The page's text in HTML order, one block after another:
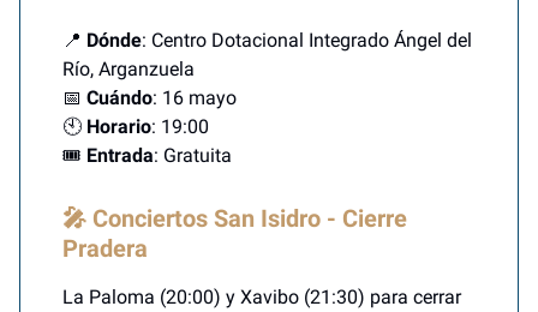
📍 Dónde: Centro Dotacional Integrado Ángel del
Río, Arganzuela
📅 Cuándo: 16 mayo
🕙 Horario: 19:00
🎟️ Entrada: Gratuita
🎤 Conciertos San Isidro - Cierre
Pradera
La Paloma (20:00) y Xavibo (21:30) para cerrar